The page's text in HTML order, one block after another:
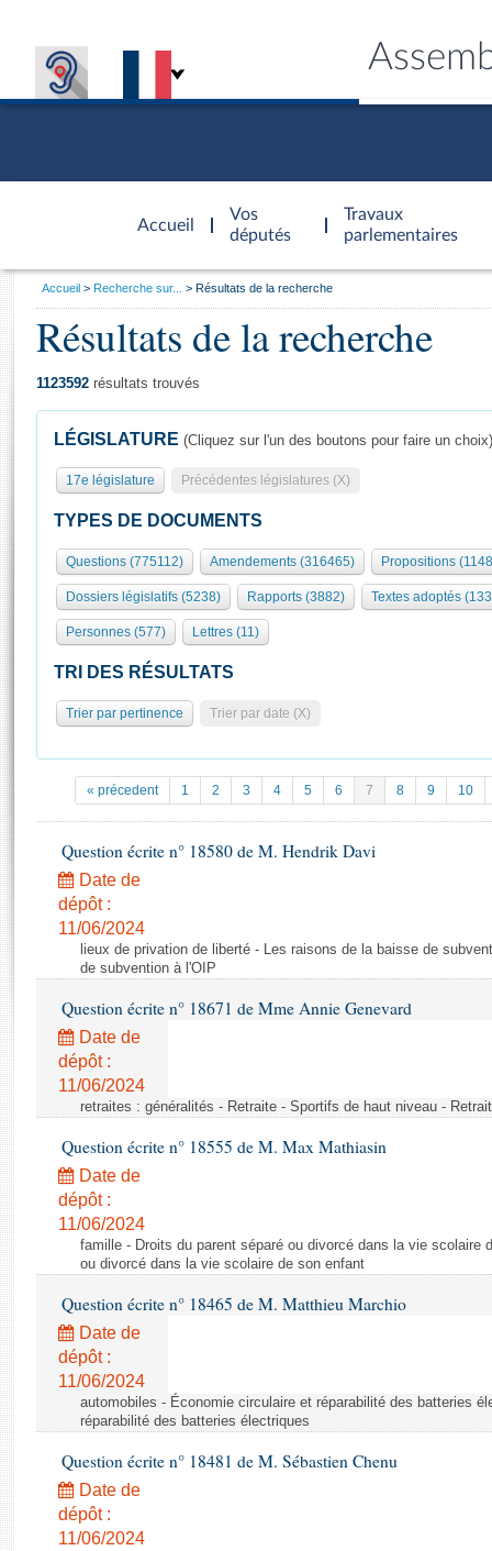
Accueil
d'accueil
Vos
députés
Travaux
parlementaires
Présidence
577 députés
Groupes politiques
Élections législatives
Séance publique
Commissions et autres organes
Europe et International
Contrôle et évaluation
Congrès
Pétitions
Documents parlementaires
Propositions de loi
Amendements
Textes adoptés
Rapports d'information
Rapports législatifs
Rapports sur l'application des lois
Baromètre de l’application des lois
Budget et sécurité sociale
Questions écrites et orales
Comptes rendus des débats
Général
Rôle et pouvoirs de l'Assemblée
Organisation de l'Assemblée
Présidence Conférence des Présidents Bureau Collège des
Statistiques et chiffres clés
Transparence et déontologie
Histoire
Juniors
Anciennes législatures
Liens vers les sites publics
Visiter l'Assemblée
Visite virtuelle du palais Bourbon
Assister à une séance
Accès des chercheurs à l’Assemblée
Les évènements
Les archives
Photos libres de droit
Vous
Accueil Recherche sur... Résultats de la recherche
Résultats de la recherche
1123592 résultats trouvés
LÉGISLATURE (Cliquez sur l'un des boutons pour faire un choix)
17e législature Précédentes législatures (X)
TYPES DE DOCUMENTS
Questions (775112) Amendements (316465) Propositions
Dossiers législatifs (5238) Rapports (3882) Textes adoptés
Personnes (577) Lettres (11)
TRI DES RÉSULTATS
Trier par pertinence Trier par date (X)
« précedent 1 2 3 4 5 6 7 8 9 10
Question écrite n° 18580 de M. Hendrik Davi
Date de
dépôt :
11/06/2024
lieux de privation de liberté - Les raisons de la baisse de
de subvention à l'OIP
Question écrite n° 18671 de Mme Annie Genevard
Date de
dépôt :
11/06/2024
retraites : généralités - Retraite - Sportifs de haut niveau -
Question écrite n° 18555 de M. Max Mathiasin
Date de
dépôt :
11/06/2024
famille - Droits du parent séparé ou divorcé dans la vie scolaire
ou divorcé dans la vie scolaire de son enfant
Question écrite n° 18465 de M. Matthieu Marchio
Date de
dépôt :
11/06/2024
automobiles - Économie circulaire et réparabilité des batteries
réparabilité des batteries électriques
Question écrite n° 18481 de M. Sébastien Chenu
Date de
dépôt :
11/06/2024